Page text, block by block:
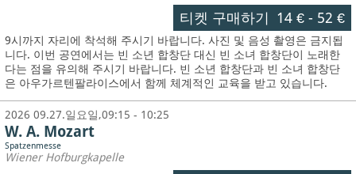
티켓 구매하기 14 €- 52 €
9시까지 자리에 착석해 주시기 바랍니다. 사진 및 음성 촬영은 금지됩
니다. 이번 공연에서는 빈 소년 합창단 대신 빈 소녀 합창단이 노래한
다는 점을 유의해 주시기 바랍니다. 빈 소년 합창단과 빈 소녀 합창단
은 아우가르텐팔라이스에서 함께 체계적인 교육을 받고 있습니다.
2026 09.27.일요일,09:15 - 10:25
W. A. Mozart
Spatzenmesse
Wiener Hofburgkapelle